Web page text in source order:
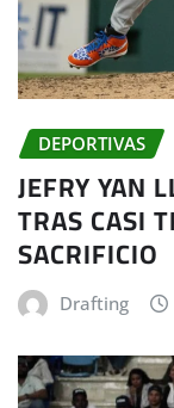
DEPORTIVAS
JEFRY YAN
TRAS CASI
SACRIFICIO
Drafting